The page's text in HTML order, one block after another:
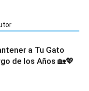
a Tu Gato
de los Años 🏡💖